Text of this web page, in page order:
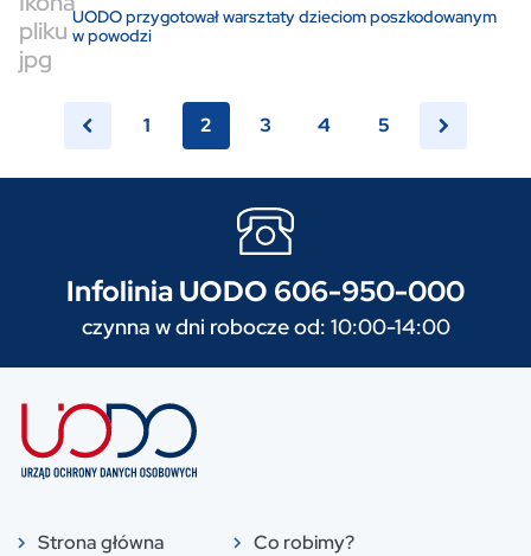
UODO przygotował warsztaty dzieciom poszkodowanym
w powodzi
1 2 3 4 5
Infolinia UODO 606-950-000
czynna w dni robocze od: 10:00-14:00
Strona główna Co robimy?